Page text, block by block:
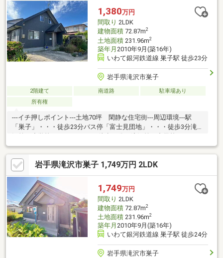
1,380万円
間取り 2LDK
建物面積72.87m2
土地面積231.96m2
築年月 2010年9月(築16年)
いわて銀河鉄道線 巣子駅 徒歩23分
岩手県滝沢市巣子
2階建て 南道路
駐車場あり
所有権
---イチ押しポイント---土地70坪 閑静な住宅街---周辺環境---駅
「巣子」・・・徒歩23分バス停「富士見団地」・・・徒歩3分滝
2.9ｋｍ（徒歩37分）
岩手県滝沢市巣子 1,749万円 2LDK
1,749万円
間取り 2LDK
建物面積72.87m2
土地面積231.96m2
築年月 2010年9月(築16年)
いわて銀河鉄道線 巣子駅 徒歩24分
岩手県滝沢市巣子